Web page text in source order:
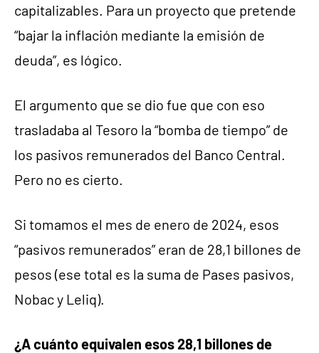
capitalizables. Para un proyecto que pretende
“bajar la inflación mediante la emisión de
deuda”, es lógico.
El argumento que se dio fue que con eso
trasladaba al Tesoro la “bomba de tiempo” de
los pasivos remunerados del Banco Central.
Pero no es cierto.
Si tomamos el mes de enero de 2024, esos
“pasivos remunerados” eran de 28,1 billones de
pesos (ese total es la suma de Pases pasivos,
Nobac y Leliq).
¿A cuánto equivalen esos 28,1 billones de